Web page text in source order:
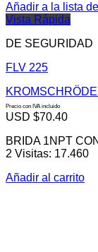
Añadir a la lista
Vista Rápida
DE SEGURIDAD
FLV 225
Precio con IVA incluido
USD $70.40
BRIDA 1NPT
2 Visitas: 17.460
Añadir al carrito